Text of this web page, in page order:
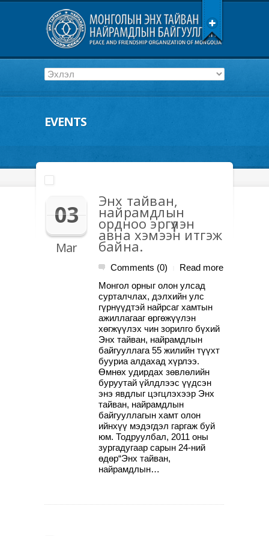
EVENTS
03
Mar
Энх тайван,
найрамдлын
ордноо эргүүлэн
авна хэмээн итгэж
байна.
Comments (0)
Read more
Монгол орныг олон улсад
сурталчлах, дэлхийн улс
гүрнүүдтэй найрсаг хамтын
ажиллагааг өргөжүүлэн
хөгжүүлэх чин зорилго бүхий
Энх тайван, найрамдлын
байгууллага 55 жилийн түүхт
бууриа алдахад хүрлээ.
Өмнөх удирдах зөвлөлийн
буруутай үйлдлээс үүдсэн
энэ явдлыг цэгцлэхээр Энх
тайван, найрамдлын
байгууллагын хамт олон
ийнхүү мэдэгдэл гаргаж буй
юм. Тодруулбал, 2011 оны
зургадугаар сарын 24-ний
өдөр“Энх тайван,
найрамдлын…